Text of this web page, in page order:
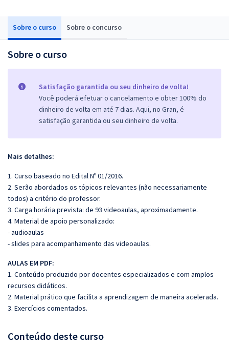
Sobre o curso Sobre o concurso
Sobre o curso
Satisfação garantida ou seu dinheiro de volta!
Você poderá efetuar o cancelamento e obter 100% do
dinheiro de volta em até 7 dias. Aqui, no Gran, é
satisfação garantida ou seu dinheiro de volta.
Mais detalhes:
1. Curso baseado no Edital Nº 01/2016.
2. Serão abordados os tópicos relevantes (não necessariamente
todos) a critério do professor.
3. Carga horária prevista: de 93 videoaulas, aproximadamente.
4. Material de apoio personalizado:
- audioaulas
- slides para acompanhamento das videoaulas.
AULAS EM PDF:
1. Conteúdo produzido por docentes especializados e com amplos
recursos didáticos.
2. Material prático que facilita a aprendizagem de maneira acelerada.
3. Exercícios comentados.
Conteúdo deste curso